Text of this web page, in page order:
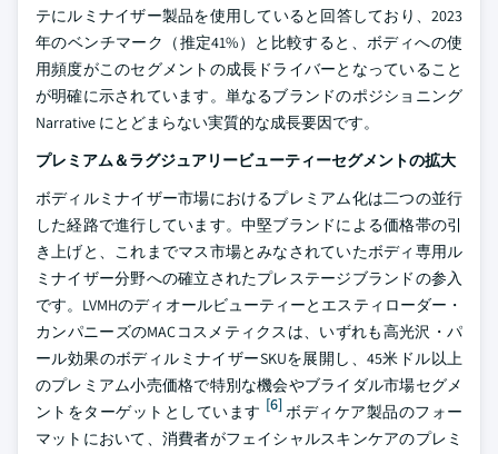
テにルミナイザー製品を使用していると回答しており、2023
年のベンチマーク（推定41%）と比較すると、ボディへの使
用頻度がこのセグメントの成長ドライバーとなっていること
が明確に示されています。単なるブランドのポジショニング
Narrative にとどまらない実質的な成長要因です。
プレミアム＆ラグジュアリービューティーセグメントの拡大
ボディルミナイザー市場におけるプレミアム化は二つの並行
した経路で進行しています。中堅ブランドによる価格帯の引
き上げと、これまでマス市場とみなされていたボディ専用ル
ミナイザー分野への確立されたプレステージブランドの参入
です。LVMHのディオールビューティーとエスティローダー・
カンパニーズのMACコスメティクスは、いずれも高光沢・パ
ール効果のボディルミナイザーSKUを展開し、45米ドル以上
のプレミアム小売価格で特別な機会やブライダル市場セグメ
ントをターゲットとしています [6]ボディケア製品のフォー
マットにおいて、消費者がフェイシャルスキンケアのプレミ